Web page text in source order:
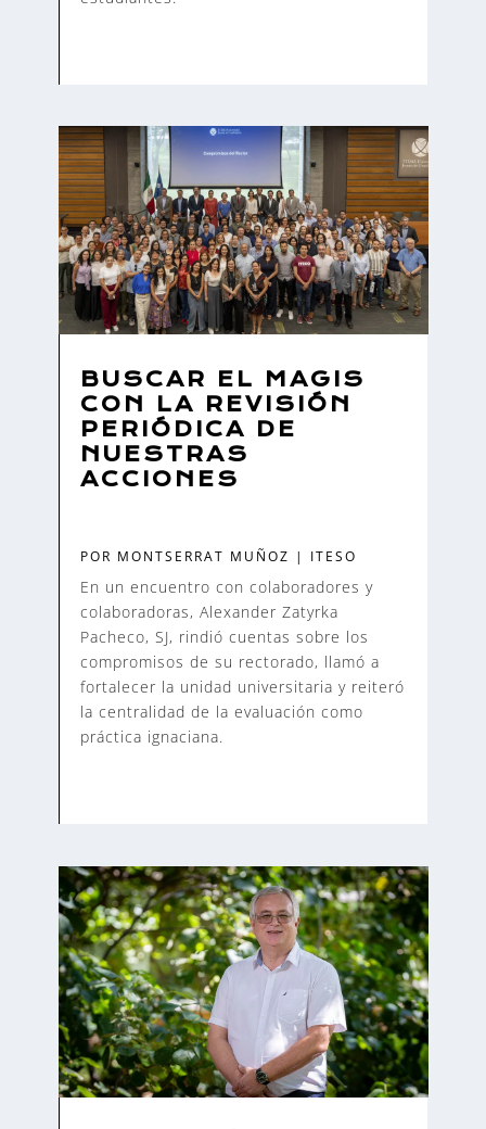
BUSCAR EL MAGIS
CON LA REVISIÓN
PERIÓDICA DE
NUESTRAS
ACCIONES
POR MONTSERRAT MUÑOZ | ITESO
En un encuentro con colaboradores y
colaboradoras, Alexander Zatyrka
Pacheco, SJ, rindió cuentas sobre los
compromisos de su rectorado, llamó a
fortalecer la unidad universitaria y reiteró
la centralidad de la evaluación como
práctica ignaciana.